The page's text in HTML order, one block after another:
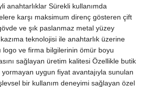
anahtarlıklar Sürekli kullanımda
karşı maksimum direnç gösteren çift
ve şık paslanmaz metal yüzey
teknolojisi ile anahtarlık üzerine
logo ve firma bilgilerinin ömür boyu
sağlayan üretim kalitesi Özellikle butik
uygun fiyat avantajıyla sunulan
bir kullanım deneyimi sağlayan özel